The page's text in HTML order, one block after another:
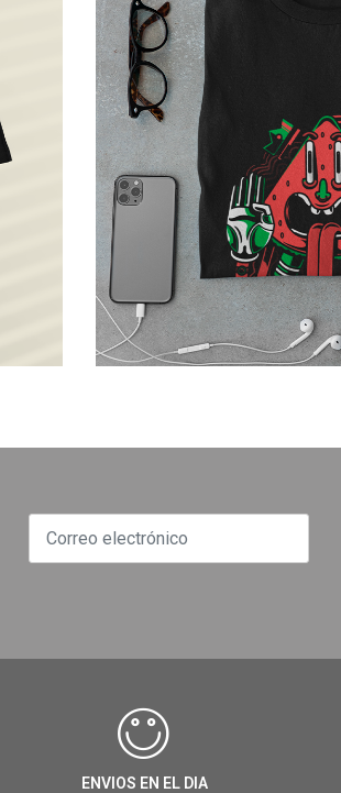
ENVIOS EN EL DIA